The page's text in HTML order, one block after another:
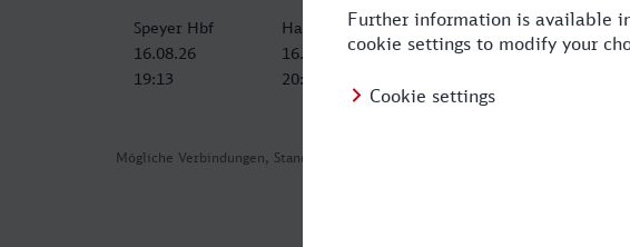
Mögliche Verbindungen, Stand: 2026-08-02 03:00
Speyer Hbf
16.08.26
19:13
Hauptbahnhof, Landau in der Pfalz
16.08.26
20:56